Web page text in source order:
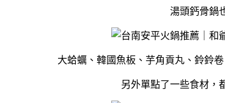
湯頭鈣骨鍋
大蛤蠣、韓國魚板、芋角貢丸、鈴鈴
另外單點了一些食材，